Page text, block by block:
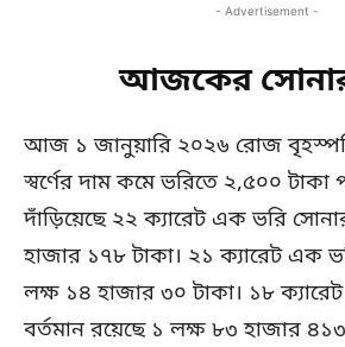
- Advertisement -
আজকের
আজ ১ জানুয়ারি ২০২৬ রোজ
স্বর্ণের দাম কমে ভরিতে ২,৫০০ টাকা
দাঁড়িয়েছে ২২ ক্যারেট এক ভরি
হাজার ১৭৮ টাকা। ২১ ক্যারেট এক
লক্ষ ১৪ হাজার ৩০ টাকা। ১৮
বর্তমান রয়েছে ১ লক্ষ ৮৩ হাজার